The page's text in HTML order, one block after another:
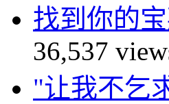
找到你的
36,537
"让我不乞